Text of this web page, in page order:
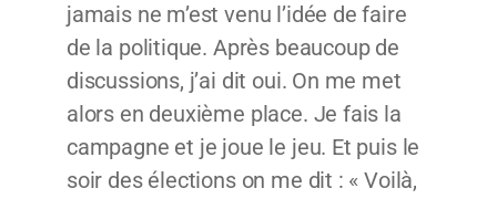
jamais ne m’est venu l’idée de faire
de la politique. Après beaucoup de
discussions, j’ai dit oui. On me met
alors en deuxième place. Je fais la
campagne et je joue le jeu. Et puis le
soir des élections on me dit : « Voilà,